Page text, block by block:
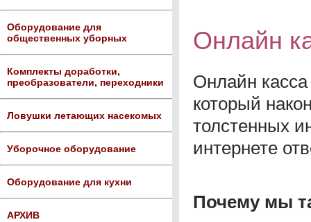
Оборудование для
общественных уборных
Комплекты доработки,
преобразователи, переходники
Ловушки летающих насекомых
Уборочное оборудование
Оборудование для кухни
АРХИВ
Онлайн
Онлайн
который
толстенных
интернете
Почему мы